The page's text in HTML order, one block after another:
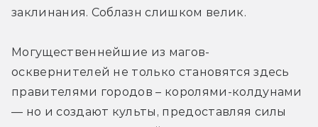
заклинания. Соблазн слишком велик.
Могущественнейшие из магов-
осквернителей не только становятся здесь
правителями городов – королями-колдунами
— но и создают культы, предоставляя силы